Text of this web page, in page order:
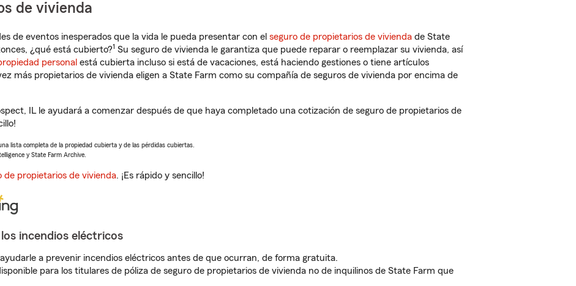
de vivienda
de eventos inesperados que la vida le pueda presentar con el seguro de propietarios de vivienda de State
¿qué está cubierto?1 Su seguro de vivienda le garantiza que puede reparar o reemplazar su vivienda, así
personal está cubierta incluso si está de vacaciones, está haciendo gestiones o tiene artículos
más propietarios de vivienda eligen a State Farm como su compañía de seguros de vivienda por encima de
IL le ayudará a comenzar después de que haya completado una cotización de seguro de propietarios de
lista completa de la propiedad cubierta y de las pérdidas cubiertas.
y State Farm Archive.
de propietarios de vivienda. ¡Es rápido y sencillo!
incendios eléctricos
a prevenir incendios eléctricos antes de que ocurran, de forma gratuita.
para los titulares de póliza de seguro de propietarios de vivienda no de inquilinos de State Farm que